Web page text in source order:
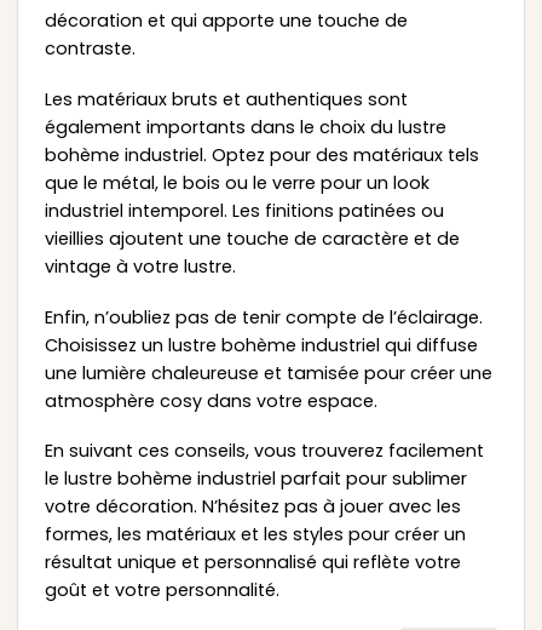
décoration et qui apporte une touche de
contraste.
Les matériaux bruts et authentiques sont
également importants dans le choix du lustre
bohème industriel. Optez pour des matériaux tels
que le métal, le bois ou le verre pour un look
industriel intemporel. Les finitions patinées ou
vieillies ajoutent une touche de caractère et de
vintage à votre lustre.
Enfin, n’oubliez pas de tenir compte de l’éclairage.
Choisissez un lustre bohème industriel qui diffuse
une lumière chaleureuse et tamisée pour créer une
atmosphère cosy dans votre espace.
En suivant ces conseils, vous trouverez facilement
le lustre bohème industriel parfait pour sublimer
votre décoration. N’hésitez pas à jouer avec les
formes, les matériaux et les styles pour créer un
résultat unique et personnalisé qui reflète votre
goût et votre personnalité.